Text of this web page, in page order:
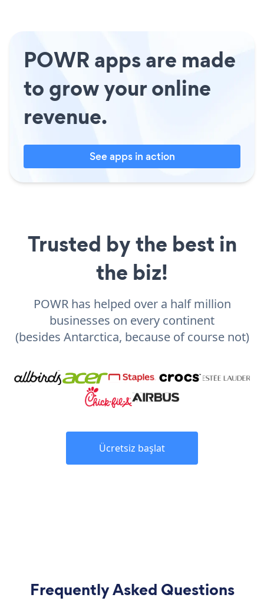
POWR apps are made
to grow your online
revenue.
See apps in action
Trusted by the best in
the biz!
POWR has helped over a half million
businesses on every continent
(besides Antarctica, because of course not)
Ücretsiz başlat
Frequently Asked Questions